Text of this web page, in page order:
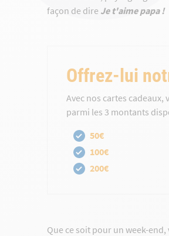
façon de dire Je t'aime papa !
Offrez-lui
Avec nos cartes
parmi les 3 montants
50€
100€
200€
Que ce soit pour un week-